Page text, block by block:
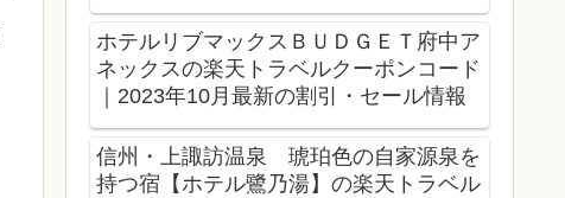
ホテルリブマックスＢＵＤＧＥＴ府中ア
ネックスの楽天トラベルクーポンコード
｜2023年10月最新の割引・セール情報
信州・上諏訪温泉 琥珀色の自家源泉を
持つ宿【ホテル鷺乃湯】の楽天トラベル